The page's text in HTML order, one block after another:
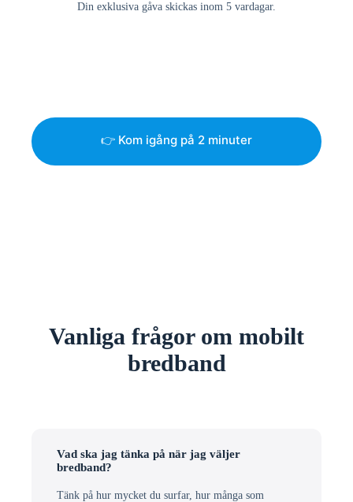
Din exklusiva gåva skickas inom 5 vardagar.
👉 Kom igång på 2 minuter
Vanliga frågor om mobilt
bredband
Vad ska jag tänka på när jag väljer
bredband?
Tänk på hur mycket du surfar, hur många som